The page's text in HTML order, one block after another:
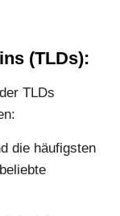
(TLDs):
TLDs
die häufigsten